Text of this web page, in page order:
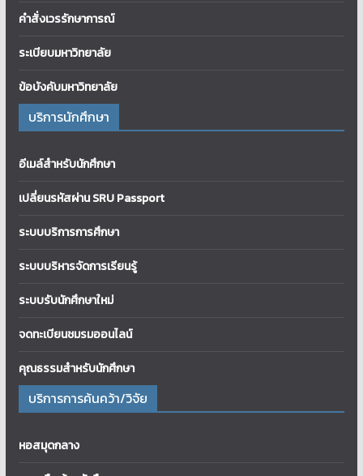
คำสั่งเวรรักษาการณ์
ระเบียบมหาวิทยาลัย
ข้อบังคับมหาวิทยาลัย
บริการนักศึกษา
อีเมล์สำหรับนักศึกษา
เปลี่ยนรหัสผ่าน SRU Passport
ระบบบริการการศึกษา
ระบบบริหารจัดการเรียนรู้
ระบบรับนักศึกษาใหม่
จดทะเบียนชมรมออนไลน์
คุณธรรมสำหรับนักศึกษา
บริการการค้นคว้า/วิจัย
หอสมุดกลาง